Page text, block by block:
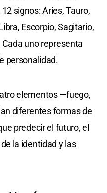
signos: Aries, Tauro,
Escorpio, Sagitario,
uno representa
personalidad.
elementos —fuego,
diferentes formas de
predecir el futuro, el
la identidad y las